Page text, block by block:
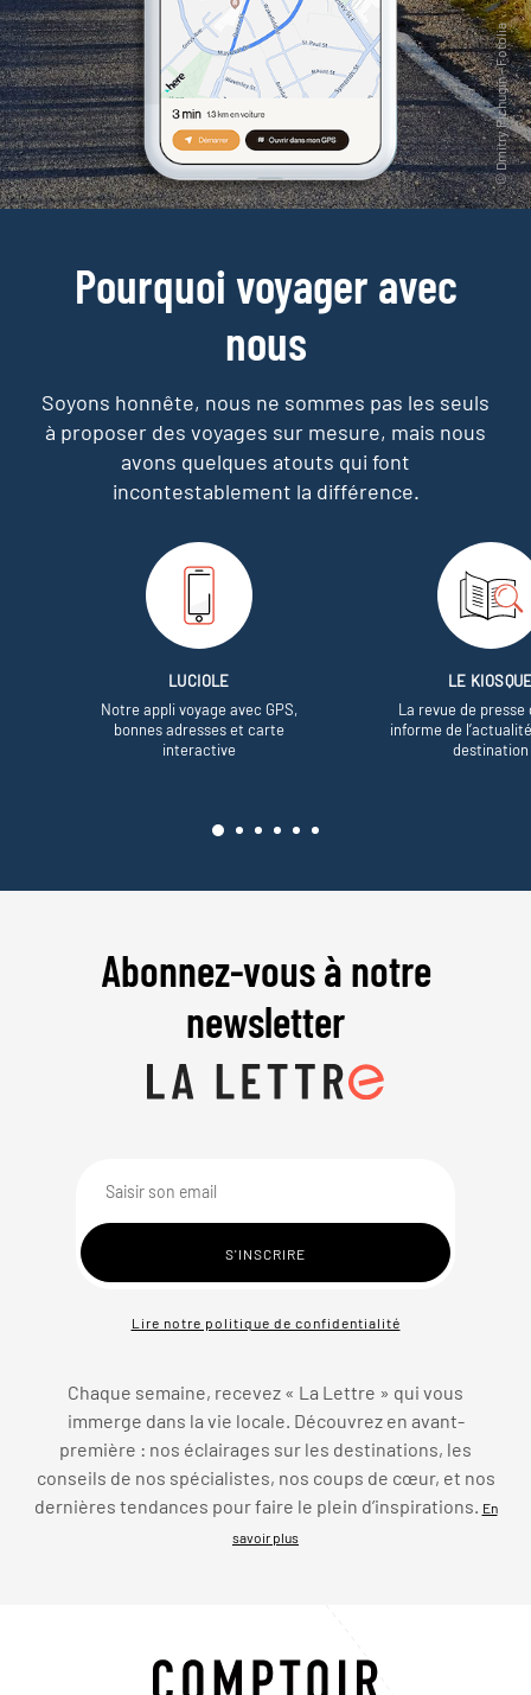
Pourquoi voyager avec
nous
Soyons honnête, nous ne sommes pas les seuls
à proposer des voyages sur mesure, mais nous
avons quelques atouts qui font
incontestablement la différence.
LUCIOLE
Notre appli voyage avec GPS,
bonnes adresses et carte
interactive
LE
La revue de presse
informe de
destination
Abonnez-vous à notre
newsletter
Lire notre politique de confidentialité
Chaque semaine, recevez « La Lettre » qui vous
immerge dans la vie locale. Découvrez en avant-
première : nos éclairages sur les destinations, les
conseils de nos spécialistes, nos coups de cœur, et nos
dernières tendances pour faire le plein d’inspirations. En
savoir plus